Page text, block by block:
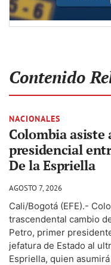
Contenido
NACIONALES
Colombia
presidencial
De la Espriella
AGOSTO 7, 2026
Cali/Bogotá (EFE).-
trascendental cambio
Petro, primer
jefatura de Estado al
Espriella, quien